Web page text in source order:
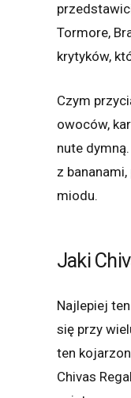
Tormore,
krytyków,
Czym
owoców,
nute
z
miodu.
Jaki
Najlepiej
się przy
ten
Chivas